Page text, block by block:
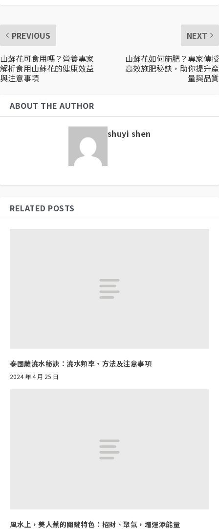
PREVIOUS
山蘇花可食用嗎？營養專家
解析食用山蘇花的健康效益
與注意事項
NEXT
山蘇花如何施肥？專家傳授
高效施肥秘訣，助你提升產
量與品質
ABOUT THE AUTHOR
shuyi shen
RELATED POSTS
泰國蕨澆水秘訣：澆水頻率、方法及注意事項
2024 年 4 月 25 日
風水上，美人蕉的關鍵特色：招財、聚氣，增運添能量